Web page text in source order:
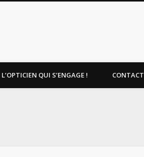
L’OPTICIEN QUI S’ENGAGE ! CONTACT